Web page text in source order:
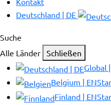
Deutschland | DE
Suche
Alle Länder Schließen
Global
Belgium | EN
Finland | EN